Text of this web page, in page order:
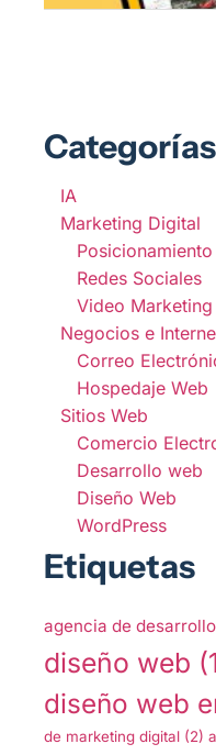
Categorías
IA
Marketing Digital
Redes Sociales
Video Marketing
Negocios e
Correo
Hospedaje Web
Sitios Web
Comercio
Desarrollo web
Diseño Web
WordPress
Etiquetas
agencia de
diseño web
diseño web
de marketing digital (2)